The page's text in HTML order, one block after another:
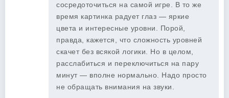
сосредоточиться на самой игре. В то же
время картинка радует глаз — яркие
цвета и интересные уровни. Порой,
правда, кажется, что сложность уровней
скачет без всякой логики. Но в целом,
расслабиться и переключиться на пару
минут — вполне нормально. Надо просто
не обращать внимания на звуки.